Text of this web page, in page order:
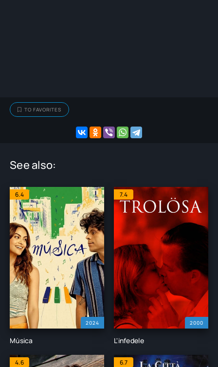
TO FAVORITES
See also:
2024
6.4
Música
2000
7.4
L'infedele
4.6 6.7